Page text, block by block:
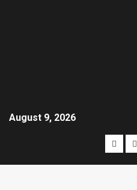
August 9, 2026